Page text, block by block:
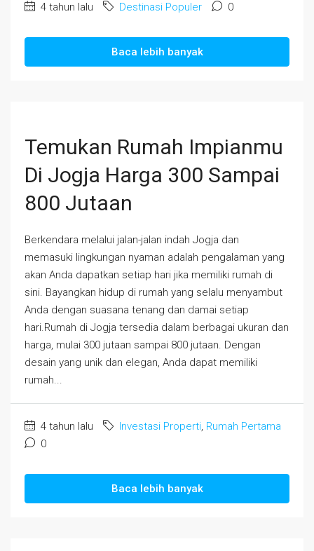
4 tahun lalu Destinasi Populer 0
Baca lebih banyak
Temukan Rumah Impianmu
Di Jogja Harga 300 Sampai
800 Jutaan
Berkendara melalui jalan-jalan indah Jogja dan
memasuki lingkungan nyaman adalah pengalaman yang
akan Anda dapatkan setiap hari jika memiliki rumah di
sini. Bayangkan hidup di rumah yang selalu menyambut
Anda dengan suasana tenang dan damai setiap
hari.Rumah di Jogja tersedia dalam berbagai ukuran dan
harga, mulai 300 jutaan sampai 800 jutaan. Dengan
desain yang unik dan elegan, Anda dapat memiliki
rumah...
4 tahun lalu Investasi Properti, Rumah Pertama
0
Baca lebih banyak